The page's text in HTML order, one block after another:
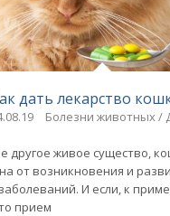
дать лекарство
Болезни животных /
другое живое существо,
от возникновения и
И если, к
прием